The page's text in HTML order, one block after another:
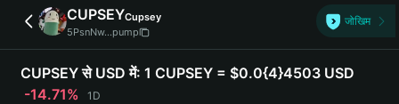
简体中文
繁體中文
Português (Portugal)
Bahasa Indonesia
CUPSEYCupsey
5PsnNw...pump
जोखिम
CUPSEY से USD में: 1 CUPSEY = $0.0{4}4503 USD
-14.71%
1D